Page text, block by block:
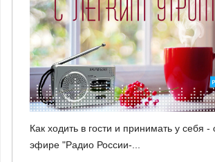
Как ходить в гости и принимать у себя -
эфире "Радио России-...